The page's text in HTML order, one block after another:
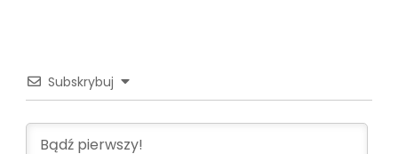
Subskrybuj